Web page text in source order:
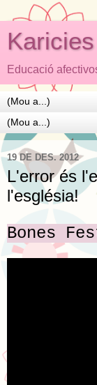
Karicies
Educació
19 DE DES. 2012
L'error és
l'església!
Bones